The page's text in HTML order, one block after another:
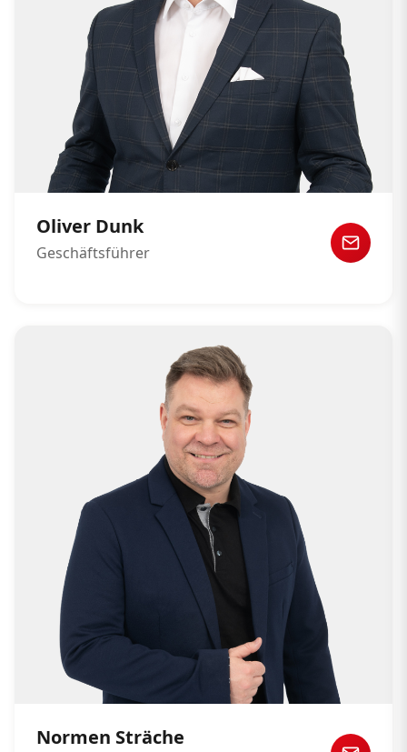
Oliver Dunk
Geschäftsführer
Normen Sträche